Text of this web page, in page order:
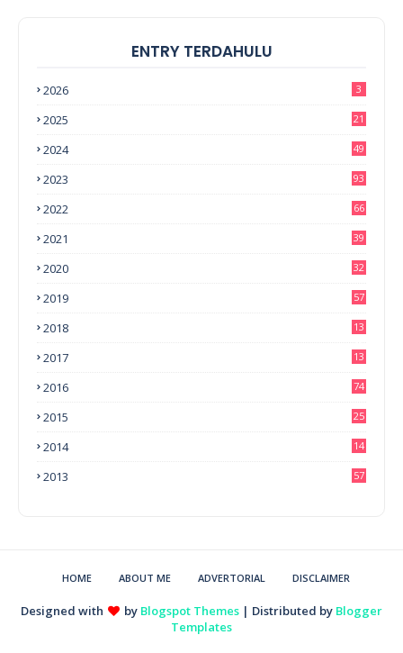
ENTRY TERDAHULU
2026 3
2025 21
2024 49
2023 93
2022 66
2021 39
2020 32
2019 57
2018
13
2017
13
2016 74
2015 25
2014
14
2013 57
HOME ABOUT ME ADVERTORIAL DISCLAIMER
Designed with by Blogspot Themes | Distributed by Blogger
Templates